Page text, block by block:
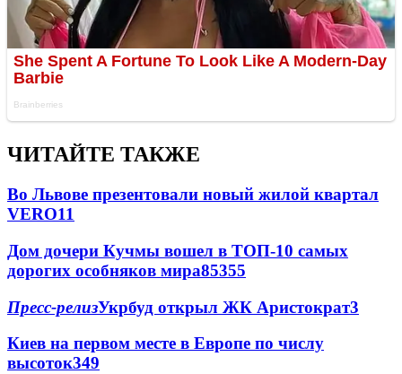
ЧИТАЙТЕ ТАКЖЕ
Во Львове презентовали новый жилой квартал
VERO11
Дом дочери Кучмы вошел в ТОП-10 самых
дорогих особняков мира85355
Пресс-релизУкрбуд открыл ЖК Аристократ3
Киев на первом месте в Европе по числу
высоток349